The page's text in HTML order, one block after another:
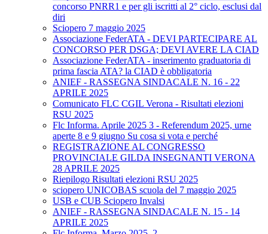
concorso PNRR1 e per gli iscritti al 2° ciclo, esclusi dal
diri
Sciopero 7 maggio 2025
Associazione FederATA - DEVI PARTECIPARE AL
CONCORSO PER DSGA; DEVI AVERE LA CIAD
Associazione FederATA - inserimento graduatoria di
prima fascia ATA? la CIAD è obbligatoria
ANIEF - RASSEGNA SINDACALE N. 16 - 22
APRILE 2025
Comunicato FLC CGIL Verona - Risultati elezioni
RSU 2025
Flc Informa. Aprile 2025 3 - Referendum 2025, urne
aperte 8 e 9 giugno Su cosa si vota e perché
REGISTRAZIONE AL CONGRESSO
PROVINCIALE GILDA INSEGNANTI VERONA
28 APRILE 2025
Riepilogo Risultati elezioni RSU 2025
sciopero UNICOBAS scuola del 7 maggio 2025
USB e CUB Sciopero Invalsi
ANIEF - RASSEGNA SINDACALE N. 15 - 14
APRILE 2025